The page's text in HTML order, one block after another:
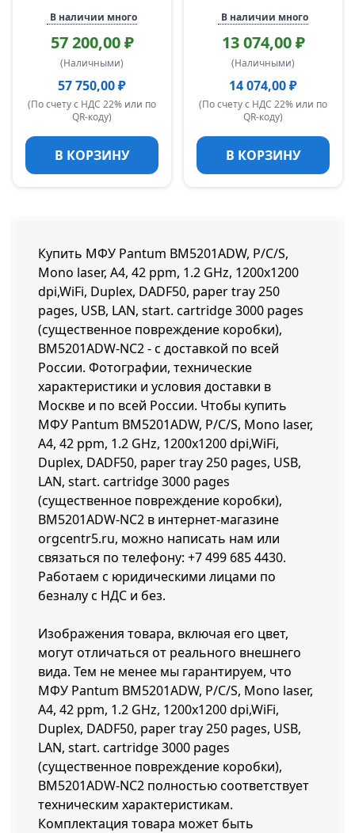
В наличии много
57 200,00 ₽
(Наличными)
57 750,00 ₽
(По счету с НДС 22% или по
QR-коду)
В КОРЗИНУ
В наличии много
13 074,00 ₽
(Наличными)
14 074,00 ₽
(По счету с НДС 22% или по
QR-коду)
В КОРЗИНУ
Купить МФУ Pantum BM5201ADW, P/C/S,
Mono laser, A4, 42 ppm, 1.2 GHz, 1200x1200
dpi,WiFi, Duplex, DADF50, paper tray 250
pages, USB, LAN, start. cartridge 3000 pages
(существенное повреждение коробки),
BM5201ADW-NC2 - с доставкой по всей
России. Фотографии, технические
характеристики и условия доставки в
Москве и по всей России. Чтобы купить
МФУ Pantum BM5201ADW, P/C/S, Mono laser,
A4, 42 ppm, 1.2 GHz, 1200x1200 dpi,WiFi,
Duplex, DADF50, paper tray 250 pages, USB,
LAN, start. cartridge 3000 pages
(существенное повреждение коробки),
BM5201ADW-NC2 в интернет-магазине
orgcentr5.ru, можно написать нам или
связаться по телефону: +7 499 685 4430.
Работаем с юридическими лицами по
безналу с НДС и без.
Изображения товара, включая его цвет,
могут отличаться от реального внешнего
вида. Тем не менее мы гарантируем, что
МФУ Pantum BM5201ADW, P/C/S, Mono laser,
A4, 42 ppm, 1.2 GHz, 1200x1200 dpi,WiFi,
Duplex, DADF50, paper tray 250 pages, USB,
LAN, start. cartridge 3000 pages
(существенное повреждение коробки),
BM5201ADW-NC2 полностью соответствует
техническим характеристикам.
Комплектация товара может быть